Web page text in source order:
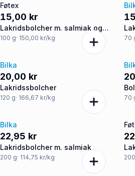
Føtex
15,00 kr
Lakridsbolcher m. salmiak og
lakridspulver
100 g· 150,00 kr/kg 70
Bilka
20,00 kr
Lakridssbolcher
120 g· 166,67 kr/kg 70
Bilka
22,95 kr
Lakridsbolcher m. salmiak
200 g· 114,75 kr/kg 200